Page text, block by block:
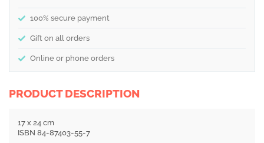
100% secure payment
Gift on all orders
Online or phone orders
PRODUCT DESCRIPTION
17 x 24 cm
ISBN 84-87403-55-7